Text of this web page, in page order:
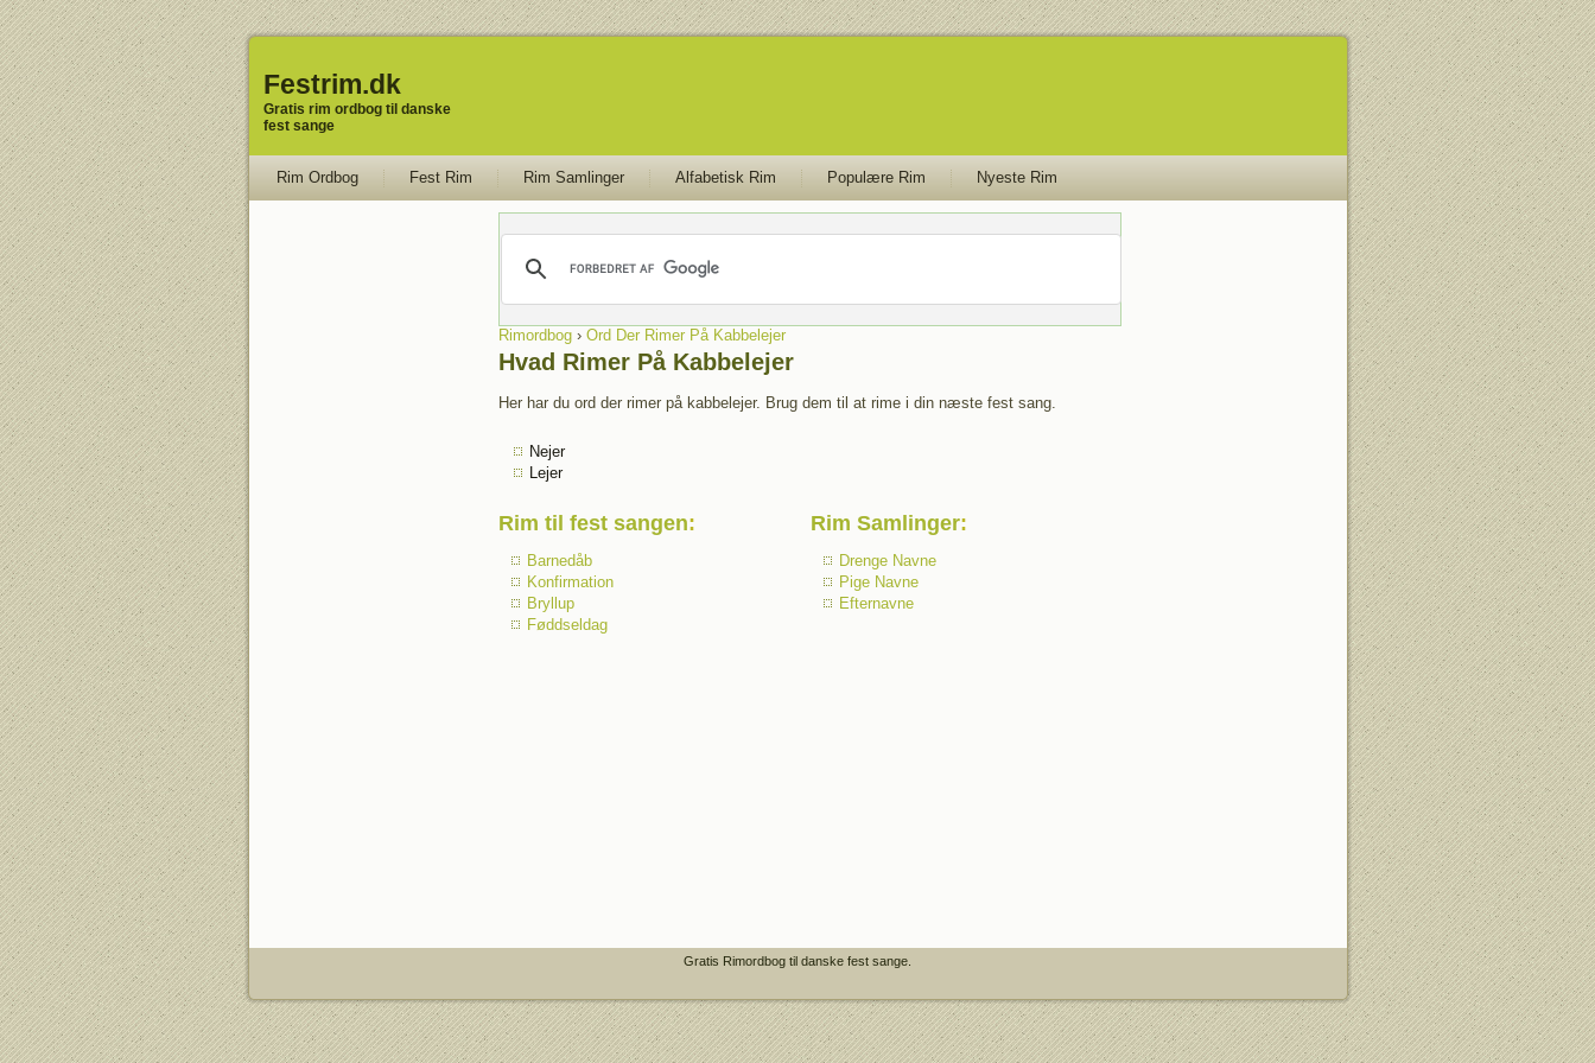
Festrim.dk
Gratis rim ordbog til danske
fest sange
Rim Ordbog Fest Rim Rim Samlinger Alfabetisk Rim Populære Rim Nyeste Rim
Rimordbog› Ord Der Rimer På Kabbelejer
Hvad Rimer På Kabbelejer
Her har du ord der rimer på kabbelejer. Brug dem til at rime i din næste fest sang.
Nejer
Lejer
Rim til fest sangen:
Barnedåb
Konfirmation
Bryllup
Føddseldag
Rim Samlinger:
Drenge Navne
Pige Navne
Efternavne
Gratis Rimordbog til danske fest sange.